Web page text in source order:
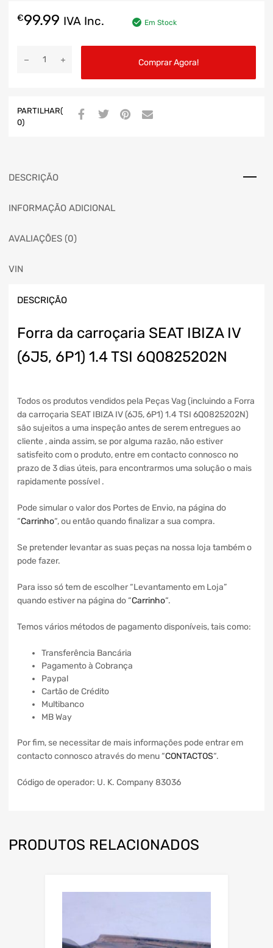
€99.99 IVA Inc. Em Stock
Comprar Agora!
PARTILHAR(
0)
DESCRIÇÃO
INFORMAÇÃO ADICIONAL
AVALIAÇÕES (0)
VIN
DESCRIÇÃO
Forra da carroçaria SEAT IBIZA IV
(6J5, 6P1) 1.4 TSI 6Q0825202N
Todos os produtos vendidos pela Peças Vag (incluindo a Forra
da carroçaria SEAT IBIZA IV (6J5, 6P1) 1.4 TSI 6Q0825202N)
são sujeitos a uma inspeção antes de serem entregues ao
cliente , ainda assim, se por alguma razão, não estiver
satisfeito com o produto, entre em contacto connosco no
prazo de 3 dias úteis, para encontrarmos uma solução o mais
rapidamente possível .
Pode simular o valor dos Portes de Envio, na página do
“Carrinho“, ou então quando finalizar a sua compra.
Se pretender levantar as suas peças na nossa loja também o
pode fazer.
Para isso só tem de escolher “Levantamento em Loja”
quando estiver na página do “Carrinho“.
Temos vários métodos de pagamento disponíveis, tais como:
Transferência Bancária
Pagamento à Cobrança
Paypal
Cartão de Crédito
Multibanco
MB Way
Por fim, se necessitar de mais informações pode entrar em
contacto connosco através do menu “CONTACTOS“.
Código de operador: U. K. Company 83036
PRODUTOS RELACIONADOS